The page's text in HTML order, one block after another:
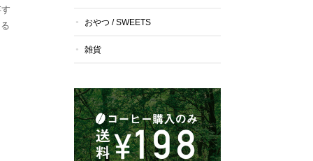
おやつ / SWEETS
雑貨